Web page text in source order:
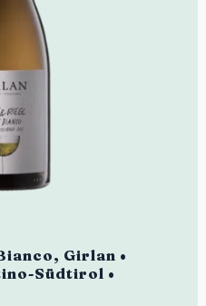
Girlan •
Südtirol •